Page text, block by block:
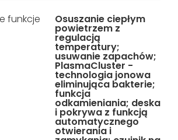
funkcje Osuszanie ciepłym
powietrzem z
regulacją
temperatury;
usuwanie zapachów;
PlasmaCluster -
technologia jonowa
eliminująca bakterie;
funkcja
odkamieniania; deska
i pokrywa z funkcją
automatycznego
otwierania i